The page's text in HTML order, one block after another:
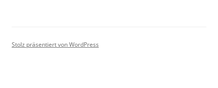
Stolz präsentiert von WordPress